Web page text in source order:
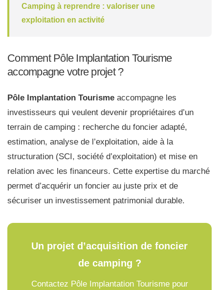
Camping à reprendre : valoriser une
exploitation en activité
Comment Pôle Implantation Tourisme
accompagne votre projet ?
Pôle Implantation Tourisme accompagne les
investisseurs qui veulent devenir propriétaires d’un
terrain de camping : recherche du foncier adapté,
estimation, analyse de l’exploitation, aide à la
structuration (SCI, société d’exploitation) et mise en
relation avec les financeurs. Cette expertise du marché
permet d’acquérir un foncier au juste prix et de
sécuriser un investissement patrimonial durable.
Un projet d’acquisition de foncier
de camping ?
Contactez Pôle Implantation Tourisme pour